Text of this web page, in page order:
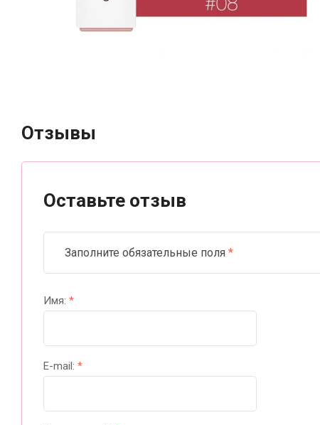
Отзывы
Оставьте отзыв
Заполните обязательные поля *
Имя: *
E-mail: *